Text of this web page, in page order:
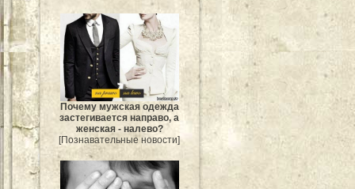
Почему мужская одежда
застегивается направо, а
женская - налево?
[Познавательные новости]